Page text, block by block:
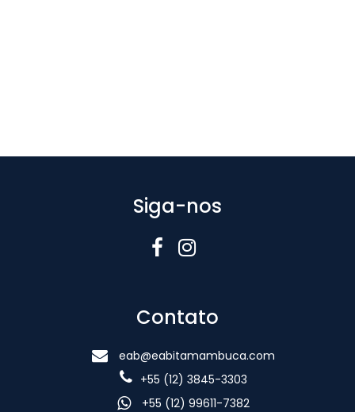
Siga-nos
Contato
eab@eabitamambuca.com
+55 (12) 3845-3303
+55 (12) 99611-7382